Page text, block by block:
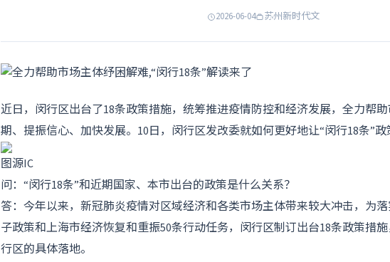
2026-06-04 苏州新时代文
近日，闵行区出台了18条政策措施，统筹推进疫情防控和经济发展，全力帮
期、提振信心、加快发展。10日，闵行区发改委就如何更好地让“闵行18条”政
图源IC
问：“闵行18条”和近期国家、本市出台的政策是什么关系？
答：今年以来，新冠肺炎疫情对区域经济和各类市场主体带来较大冲击，为
子政策和上海市经济恢复和重振50条行动任务，闵行区制订出台18条政策措
行区的具体落地。